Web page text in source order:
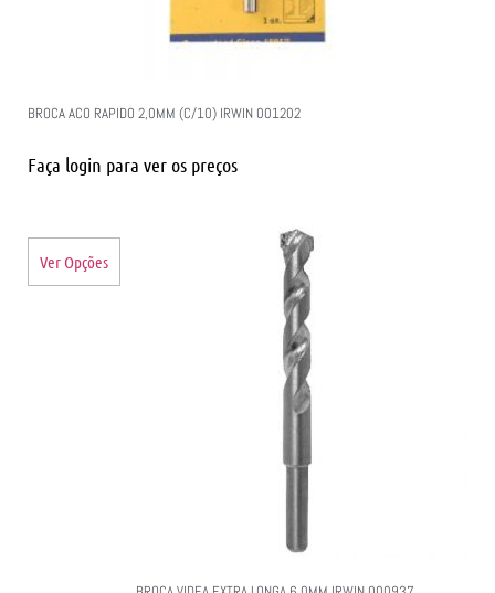
BROCA ACO RAPIDO 2,0MM (C/10) IRWIN 001202
Faça login para ver os preços
Ver Opções